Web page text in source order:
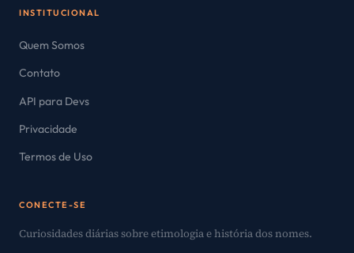
INSTITUCIONAL
Quem Somos
Contato
API para Devs
Privacidade
Termos de Uso
CONECTE-SE
Curiosidades diárias sobre etimologia e história dos nomes.